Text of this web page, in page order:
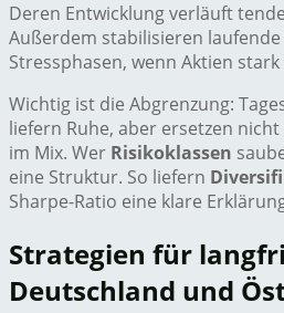
Deren Entwicklung verläuft
Außerdem stabilisieren
Stressphasen, wenn Aktien stark
Wichtig ist die Abgrenzung:
liefern Ruhe, aber ersetzen
im Mix. Wer Risikoklassen
eine Struktur. So liefern
Sharpe-Ratio eine klare
Strategien für
Deutschland und